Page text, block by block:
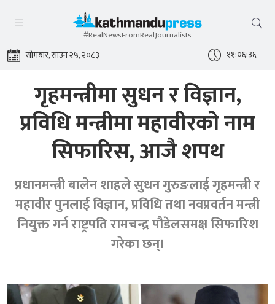
#RealNewsFromRealJournalists
सोमबार, साउन २५, २०८३ ११:०६:३७
गृहमन्त्रीमा सुधन र विज्ञान,
प्रविधि मन्त्रीमा महावीरको नाम
सिफारिस, आजै शपथ
प्रधानमन्त्री बालेन शाहले सुधन गुरुङलाई गृहमन्त्री र
महावीर पुनलाई विज्ञान, प्रविधि तथा नवप्रवर्तन मन्त्री
नियुक्त गर्न राष्ट्रपति रामचन्द्र पौडेलसमक्ष सिफारिश
गरेका छन्।